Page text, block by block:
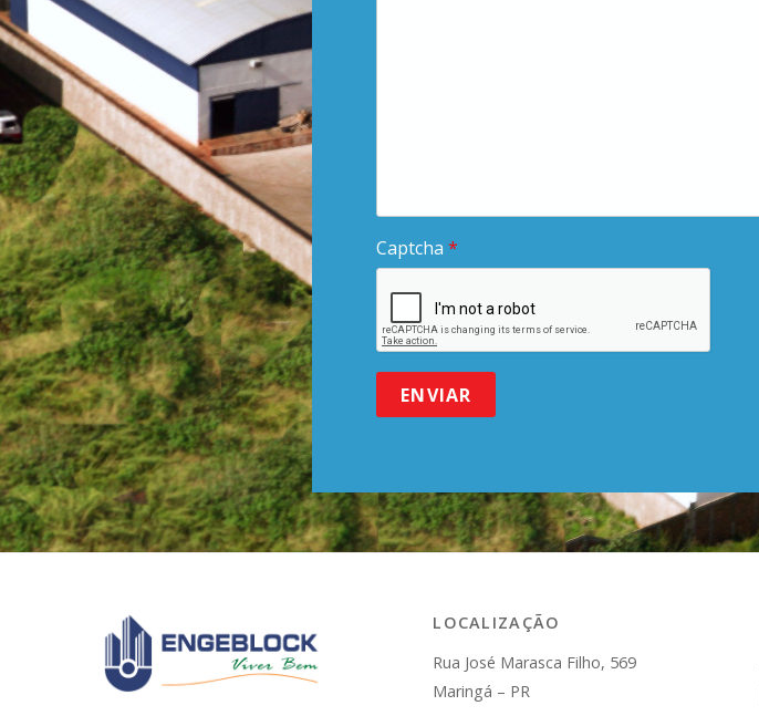
Captcha*
ENVIAR
LOCALIZAÇÃO
Rua José Marasca Filho, 569
Maringá – PR